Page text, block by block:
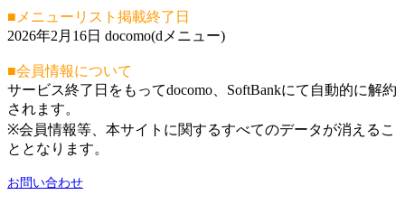
■メニューリスト掲載終了日
2026年2月16日 docomo(dメニュー)
■会員情報について
サービス終了日をもってdocomo、SoftBankにて自動的に解約
されます。
※会員情報等、本サイトに関するすべてのデータが消えるこ
ととなります。
お問い合わせ